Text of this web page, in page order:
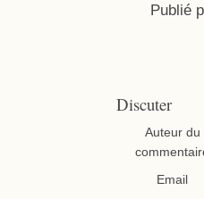
Publié
Discuter
Auteur du
Email